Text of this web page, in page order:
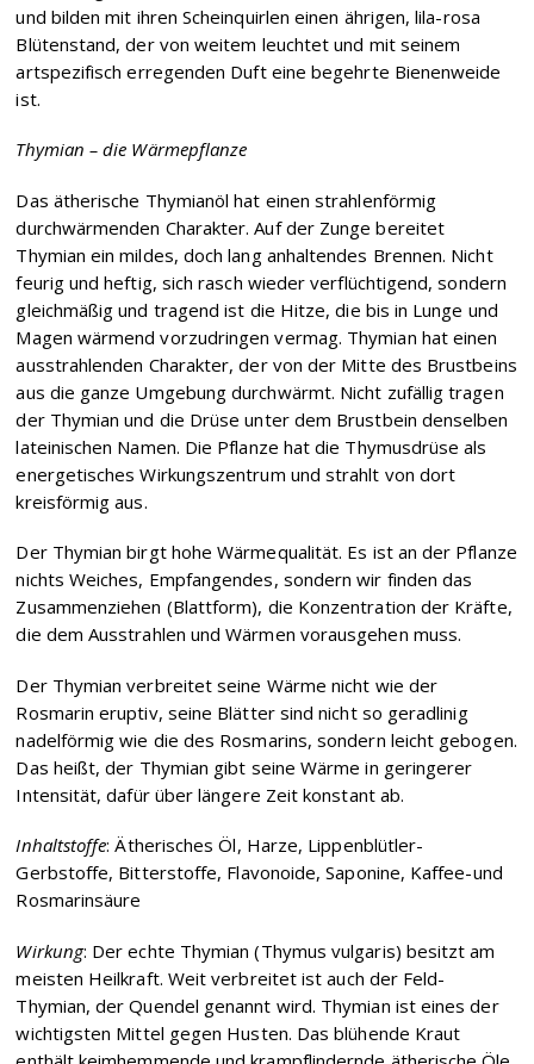
und bilden mit ihren Scheinquirlen einen ährigen, lila-rosa
Blütenstand, der von weitem leuchtet und mit seinem
artspezifisch erregenden Duft eine begehrte Bienenweide
ist.
Thymian – die Wärmepflanze
Das ätherische Thymianöl hat einen strahlenförmig
durchwärmenden Charakter. Auf der Zunge bereitet
Thymian ein mildes, doch lang anhaltendes Brennen. Nicht
feurig und heftig, sich rasch wieder verflüchtigend, sondern
gleichmäßig und tragend ist die Hitze, die bis in Lunge und
Magen wärmend vorzudringen vermag. Thymian hat einen
ausstrahlenden Charakter, der von der Mitte des Brustbeins
aus die ganze Umgebung durchwärmt. Nicht zufällig tragen
der Thymian und die Drüse unter dem Brustbein denselben
lateinischen Namen. Die Pflanze hat die Thymusdrüse als
energetisches Wirkungszentrum und strahlt von dort
kreisförmig aus.
Der Thymian birgt hohe Wärmequalität. Es ist an der Pflanze
nichts Weiches, Empfangendes, sondern wir finden das
Zusammenziehen (Blattform), die Konzentration der Kräfte,
die dem Ausstrahlen und Wärmen vorausgehen muss.
Der Thymian verbreitet seine Wärme nicht wie der
Rosmarin eruptiv, seine Blätter sind nicht so geradlinig
nadelförmig wie die des Rosmarins, sondern leicht gebogen.
Das heißt, der Thymian gibt seine Wärme in geringerer
Intensität, dafür über längere Zeit konstant ab.
Inhaltstoffe: Ätherisches Öl, Harze, Lippenblütler-
Gerbstoffe, Bitterstoffe, Flavonoide, Saponine, Kaffee-und
Rosmarinsäure
Wirkung: Der echte Thymian (Thymus vulgaris) besitzt am
meisten Heilkraft. Weit verbreitet ist auch der Feld-
Thymian, der Quendel genannt wird. Thymian ist eines der
wichtigsten Mittel gegen Husten. Das blühende Kraut